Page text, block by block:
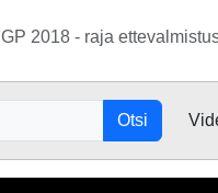
2018 - raja
Otsi